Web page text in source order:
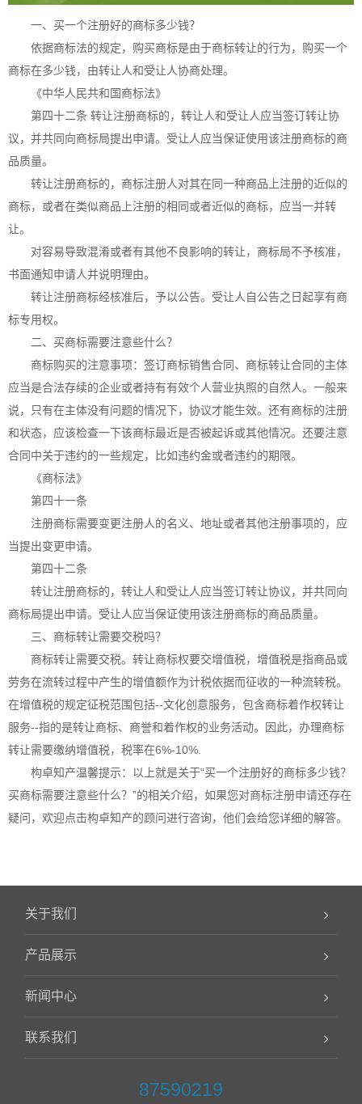
一、买一个注册好的商标多少钱？
依据商标法的规定，购买商标是由于商标转让的行为，购买一个
商标在多少钱，由转让人和受让人协商处理。
《中华人民共和国商标法》
第四十二条 转让注册商标的，转让人和受让人应当签订转让协
议，并共同向商标局提出申请。受让人应当保证使用该注册商标的商
品质量。
转让注册商标的， 商标注册人对其在同一种商品上注册的近似的
商标，或者在类似商品上注册的相同或者近似的商标，应当一并转
让。
对容易导致混淆或者有其他不良影响的转让，商标局不予核准，
书面通知申请人并说明理由。
转让注册商标经核准后，予以公告。受让人自公告之日起享有商
标专用权。
二、买商标需要注意些什么？
商标购买的注意事项：签订商标销售合同、商标转让合同的主体
应当是合法存续的企业或者持有有效个人营业执照的自然人。一般来
说，只有在主体没有问题的情况下，协议才能生效。还有商标的注册
和状态，应该检查一下该商标最近是否被起诉或其他情况。还要注意
合同中关于违约的一些规定，比如违约金或者违约的期限。
《商标法》
第四十一条
注册商标需要变更注册人的名义、地址或者其他注册事项的，应
当提出变更申请。
第四十二条
转让注册商标的，转让人和受让人应当签订转让协议，并共同向
商标局提出申请。受让人应当保证使用该注册商标的商品质量。
三、商标转让需要交税吗？
商标转让需要交税。转让商标权要交增值税，增值税是指商品或
劳务在流转过程中产生的增值额作为计税依据而征收的一种流转税。
在增值税的规定征税范围包括--文化创意服务，包含商标着作权转让
服务--指的是转让商标、商誉和着作权的业务活动。因此，办理商标
转让需要缴纳增值税，税率在6%-10%.
构卓知产温馨提示：以上就是关于“买一个注册好的商标多少钱？
买商标需要注意些什么？”的相关介绍，如果您对商标注册申请还存在
疑问，欢迎点击构卓知产的顾问进行咨询，他们会给您详细的解答。
关于我们
产品展示
新闻中心
联系我们
87590219